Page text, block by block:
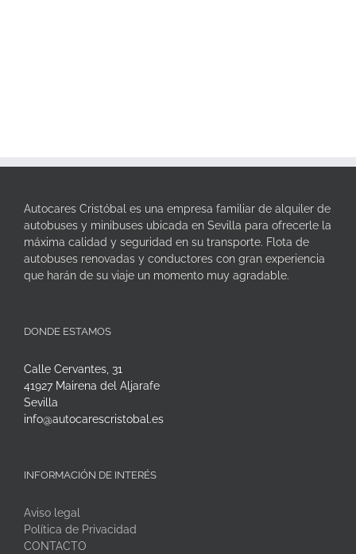
Autocares Cristóbal es una empresa familiar de alquiler de
autobuses y minibuses ubicada en Sevilla para ofrecerle la
máxima calidad y seguridad en su transporte. Flota de
autobuses renovadas y conductores con gran experiencia
que harán de su viaje un momento muy agradable.
DONDE ESTAMOS
Calle Cervantes, 31
41927 Mairena del Aljarafe
Sevilla
info@autocarescristobal.es
INFORMACIÓN DE INTERÉS
Aviso legal
Política de Privacidad
CONTACTO